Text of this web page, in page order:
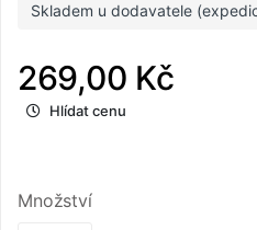
Skladem u dodavatele
269,00 Kč
Hlídat cenu
Množství